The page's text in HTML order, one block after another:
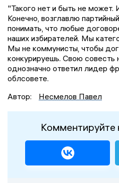
"Такого нет и быть не может.
Конечно, возглавлю
понимать, что любые
наших избирателей. Мы
Мы не коммунисты, чтобы
конкурируешь. Свою совесть
однозначно ответил лидер
облсовете.
Автор:
Несмелов Павел
Комментируйте